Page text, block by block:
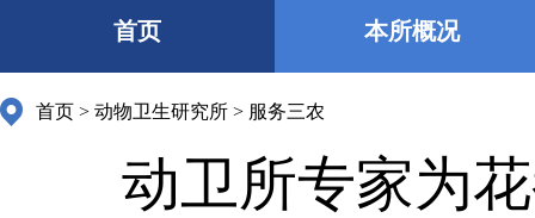
首页 本所概况
首页 > 动物卫生研究所 > 服务三农
动卫所专家为